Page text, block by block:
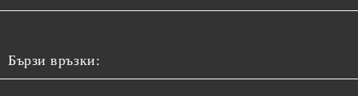
Бързи връзки: